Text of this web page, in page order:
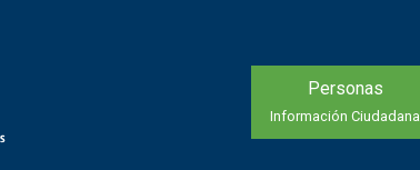
Personas
Información Ciudadana